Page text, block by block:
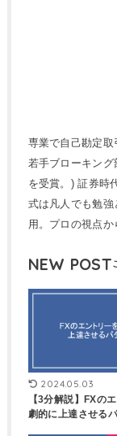
専業で自己勘定取
若手ブローキン
を受賞。) 証券時
式は凡人でも勉
用。プロの視点か
NEW POST
2024.05.03
【3分解説】FXの
劇的に上達させる